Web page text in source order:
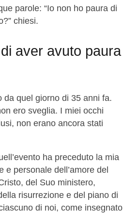
parole: “Io non ho paura di
chiesi.
aver avuto paura
da quel giorno di 35 anni fa.
ero sveglia. I miei occhi
non erano ancora stati
ha preceduto la mia
e personale dell’amore del
del Suo ministero,
risurrezione e del piano di
di noi, come insegnato